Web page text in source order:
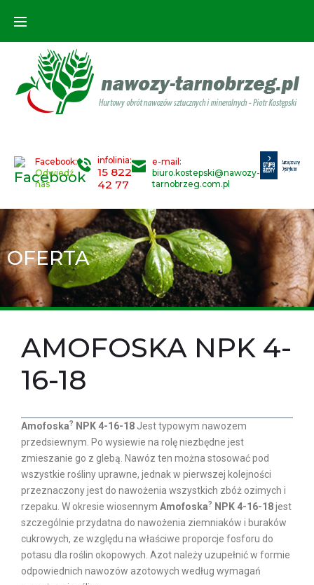
Facebook:
Odwiedź
nas
infolinia:
15 822
42 77
e-mail:
biuro.kostepski@nawozy-
tarnobrzeg.com.pl
OFERTA
AMOFOSKA NPK 4-
16-18
Amofoska? NPK 4-16-18Jest typowym nawozem
przedsiewnym. Po wysiewie na rolę niezbędne jest
zmieszanie go z glebą. Nawóz ten można stosować pod
wszystkie rośliny uprawne, jednak w pierwszej kolejności
przeznaczony jest do nawożenia wszystkich zbóż ozimych i
rzepaku. W okresie wiosennym Amofoska? NPK 4-16-18jest
szczególnie przydatna do nawożenia ziemniaków i buraków
cukrowych, ze względu na właściwe proporcje fosforu do
potasu dla roślin okopowych. Azot należy uzupełnić w formie
odpowiednich nawozów azotowych według wymagań